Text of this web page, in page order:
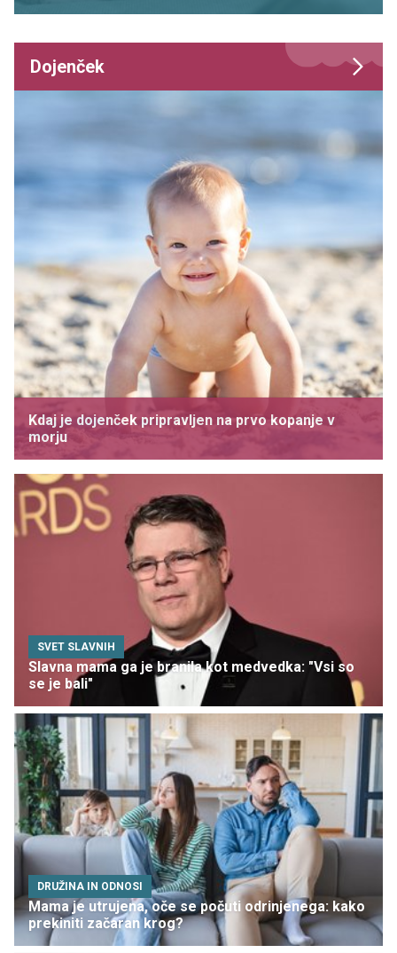
Dojenček
Kdaj je dojenček pripravljen na prvo kopanje v
morju
SVET SLAVNIH
Slavna mama ga je branila kot medvedka: "Vsi so
se je bali"
DRUŽINA IN ODNOSI
Mama je utrujena, oče se počuti odrinjenega: kako
prekiniti začaran krog?